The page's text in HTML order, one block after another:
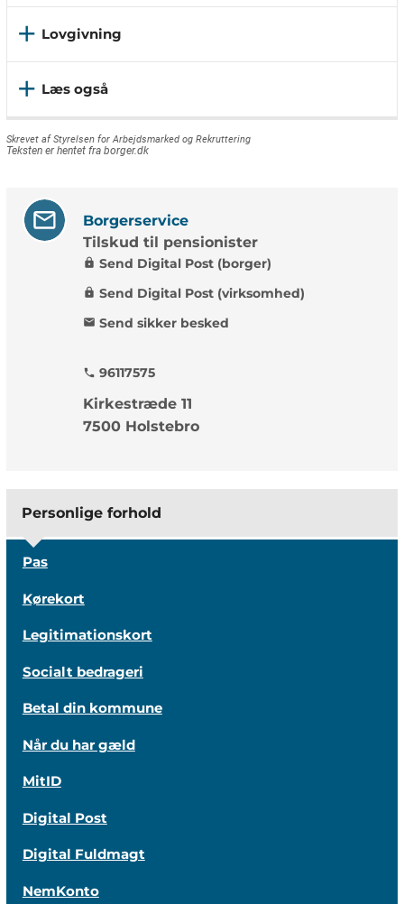
Personlige forhold
Pas
Kørekort
Legitimationskort
Socialt bedrageri
Betal din kommune
Når du har gæld
MitID
Digital Post
Digital Fuldmagt
NemKonto
Lovgivning
add
Læs også
add
Skrevet af Styrelsen for Arbejdsmarked og Rekruttering
Teksten er hentet fra borger.dk
Borgerservice
Tilskud til pensionister
lock Send Digital Post (borger)
lock Send Digital Post (virksomhed)
mail Send sikker besked
phone 96117575
Kirkestræde 11
7500 Holstebro